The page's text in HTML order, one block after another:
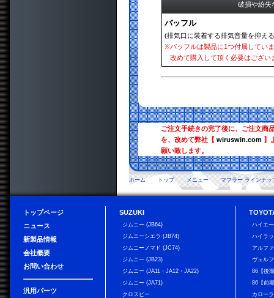
破損や紛失
バッフル
(排気口に装着する排気音量を抑え
※バッフルは製品に1つ付属してい
改めて購入して頂く必要はござい
ご注文手続きの完了後に、ご注文商
を、改めて弊社【wiruswin.com 】
願い致します。
ホーム トップ メニュー マフラー ラインナッ
トップページ
ニュース
新製品情報
会社概要
お問い合わせ
汎用パーツ
SUZUKI
ジムニー (JB64)
ジムニーシエラ (JB74)
ジムニーノマド (JC74)
ジムニー (JB23)
ジムニー (JA11・JA12・JA22)
ジムニー (JA71)
クロスビー
ハイエ
ハイラ
アルフ
ヴェル
86【後
86【前
カロー